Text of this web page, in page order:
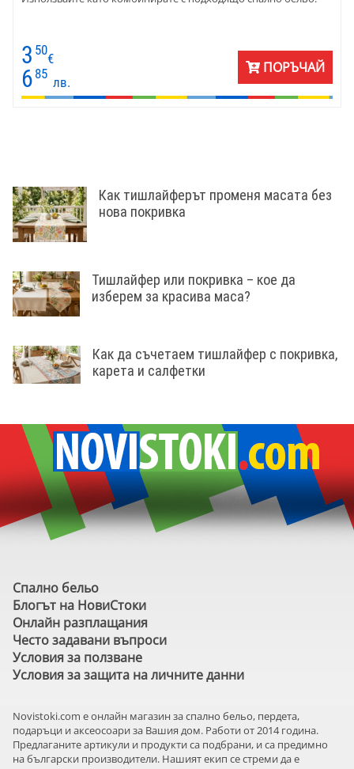
3 50
€
6 85
лв.
ПОРЪЧАЙ
Как тишлайферът променя масата без
нова покривка
Тишлайфер или покривка – кое да
изберем за красива маса?
Как да съчетаем тишлайфер с покривка,
карета и салфетки
Спално бельо
Блогът на НовиСтоки
Онлайн разплащания
Често задавани въпроси
Условия за ползване
Условия за защита на личните данни
Novistoki.com e онлайн магазин за спално бельо, пердета,
подаръци и аксеосоари за Вашия дом. Работи от 2014 година.
Предлаганите артикули и продукти са подбрани, и са предимно
на български производители. Нашият екип се стреми да е